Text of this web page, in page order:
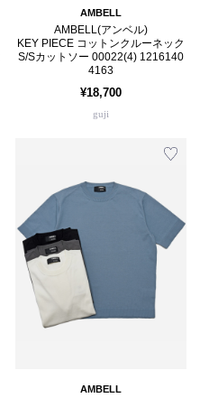
AMBELL
AMBELL(アンベル)
KEY PIECE コットンクルーネック
S/Sカットソー 00022(4) 1216140
4163
¥18,700
guji
AMBELL